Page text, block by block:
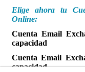
Elige ahora tu
Online:
Cuenta Email
capacidad
Cuenta Email
capacidad